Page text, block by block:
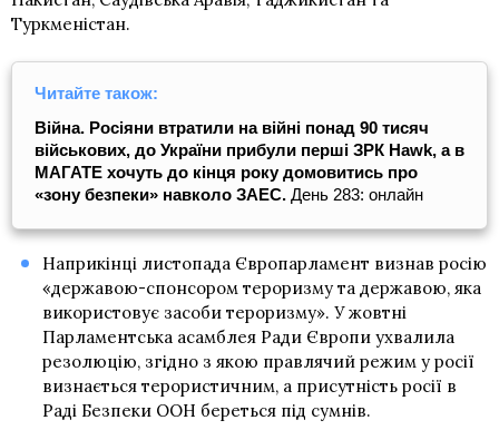
Туркменістан.
Читайте також:
Війна. Росіяни втратили на війні понад 90 тисяч
військових, до України прибули перші ЗРК Hawk, а в
МАГАТЕ хочуть до кінця року домовитись про
«зону безпеки» навколо ЗАЕС. День 283: онлайн
Наприкінці листопада Європарламент визнав росію
«державою-спонсором тероризму та державою, яка
використовує засоби тероризму». У жовтні
Парламентська асамблея Ради Європи ухвалила
резолюцію, згідно з якою правлячий режим у росії
визнається терористичним, а присутність росії в
Раді Безпеки ООН береться під сумнів.